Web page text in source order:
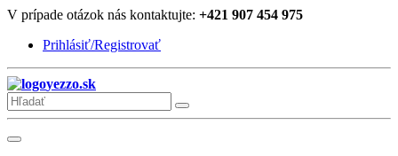
V prípade otázok nás kontaktujte: +421 907 454 975
Prihlásiť/Registrovať
yezzo.sk